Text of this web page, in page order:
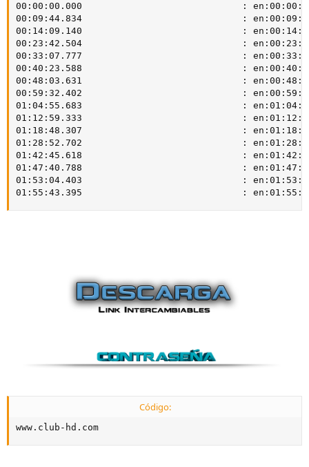
00:00:00.000                             :
00:09:44.834                             :
00:14:09.140                             :
00:23:42.504                             :
00:33:07.777                             :
00:40:23.588                             :
00:48:03.631                             :
00:59:32.402                             :
01:04:55.683                             :
01:12:59.333                             :
01:18:48.307                             :
01:28:52.702                             :
01:42:45.618                             :
01:47:40.788                             :
01:53:04.403                             :
01:55:43.395                             :
Código:
www.club-hd.com